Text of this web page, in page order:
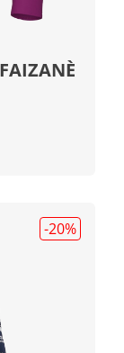
-20%